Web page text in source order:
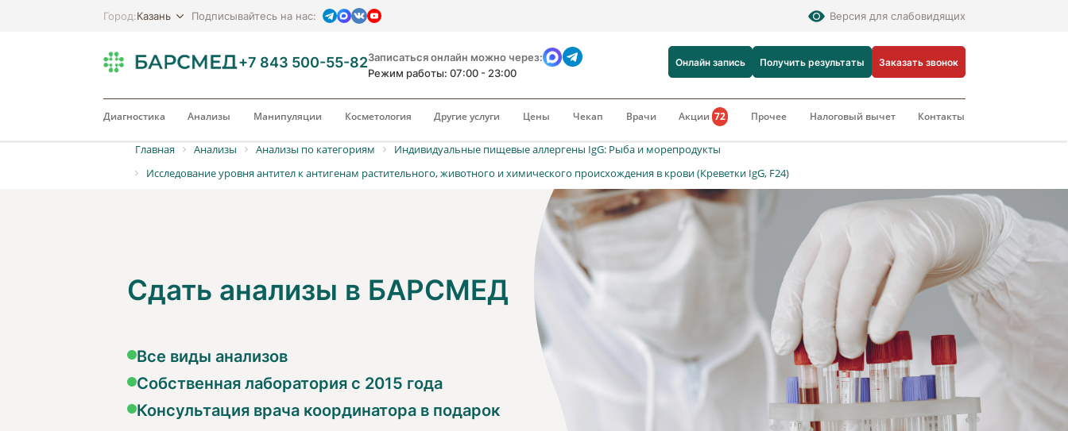
Город:Казань Подписывайтесь на нас: Версия для слабовидящих
+7 843 500-55-82Записаться онлайн можно через:
Режим работы: 07:00 - 23:00
Онлайн запись Получить результаты Заказать звонок
Диагностика Анализы Манипуляции Косметология Другие услуги Цены Чекап Врачи Акции72 Прочее Налоговый вычет Контакты
Главная Анализы Анализы по категориям
Индивидуальные пищевые аллергены IgG: Рыба и морепродукты
Исследование уровня антител к антигенам растительного, животного и химического происхождения в крови (Креветки IgG, F24)
Сдать анализы в БАРСМЕД
Все виды анализов
Собственная лаборатория с 2015 года
Консультация врача координатора в подарок